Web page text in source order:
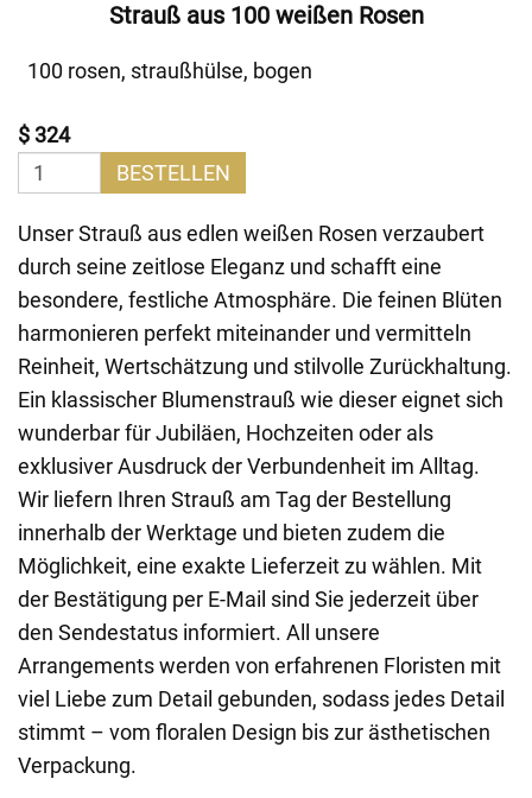
Strauß aus 100 weißen Rosen
100 rosen, straußhülse, bogen
$ 324
BESTELLEN
Unser Strauß aus edlen weißen Rosen verzaubert
durch seine zeitlose Eleganz und schafft eine
besondere, festliche Atmosphäre. Die feinen Blüten
harmonieren perfekt miteinander und vermitteln
Reinheit, Wertschätzung und stilvolle Zurückhaltung.
Ein klassischer Blumenstrauß wie dieser eignet sich
wunderbar für Jubiläen, Hochzeiten oder als
exklusiver Ausdruck der Verbundenheit im Alltag.
Wir liefern Ihren Strauß am Tag der Bestellung
innerhalb der Werktage und bieten zudem die
Möglichkeit, eine exakte Lieferzeit zu wählen. Mit
der Bestätigung per E-Mail sind Sie jederzeit über
den Sendestatus informiert. All unsere
Arrangements werden von erfahrenen Floristen mit
viel Liebe zum Detail gebunden, sodass jedes Detail
stimmt – vom floralen Design bis zur ästhetischen
Verpackung.